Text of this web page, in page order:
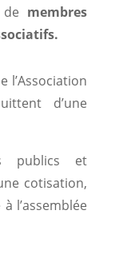
membres
l’Association
d’une
publics et
cotisation,
l’assemblée